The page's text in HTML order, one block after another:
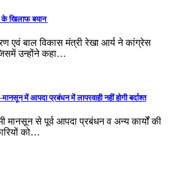
के खिलाफ बयान
एवं बाल विकास मंत्री रेखा आर्य ने कांग्रेस
उन्होंने कहा…
में आपदा प्रबंधन में लापरवाही नहीं होगी बर्दाश्त
मानसून से पूर्व आपदा प्रबंधन व अन्य कार्यों की
को…